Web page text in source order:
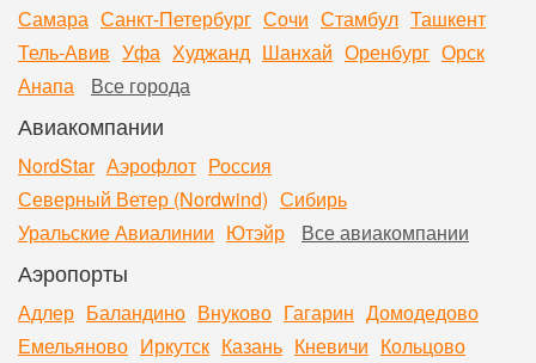
Самара Санкт-Петербург Сочи Стамбул Ташкент
Тель-Авив Уфа Худжанд Шанхай Оренбург Орск
Анапа
Все города
Авиакомпании
NordStar Аэрофлот Россия
Северный Ветер (Nordwind) Сибирь
Уральские Авиалинии Ютэйр Все авиакомпании
Аэропорты
Адлер Баландино Внуково Гагарин Домодедово
Емельяново Иркутск Казань Кневичи Кольцово